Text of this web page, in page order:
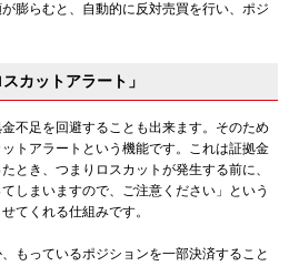
膨らむと、自動的に反対売買を行い、ポジ
カットアラート」
不足を回避することも出来ます。そのため
トアラートという機能です。これは証拠金
とき、つまりロスカットが発生する前に、
しまいますので、ご注意ください」という
てくれる仕組みです。
もっているポジションを一部決済すること